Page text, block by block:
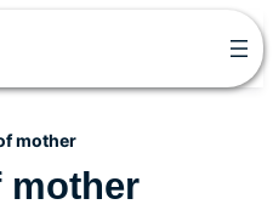
mother
mother